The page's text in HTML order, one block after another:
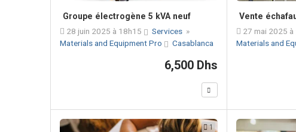
Groupe électrogène 5 kVA neuf
28 juin 2025 à 18h15
Services »
Materials and Equipment Pro
Casablanca
6,500 Dhs
Vente
27 mai 2025 à
Materials and
1